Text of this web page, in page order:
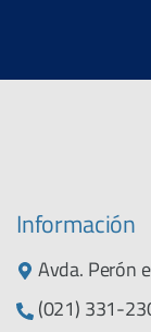
Información
Avda. Perón
(021) 331-